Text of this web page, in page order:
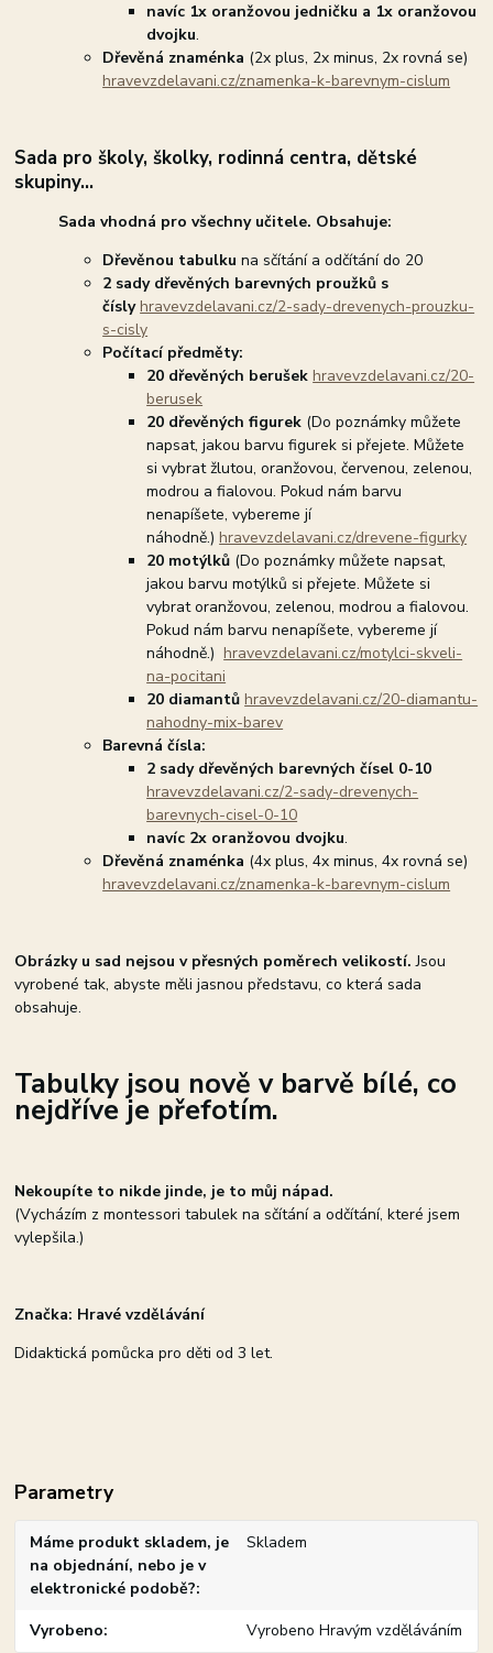
navíc 1x oranžovou jedničku a 1x oranžovou
dvojku.
Dřevěná znaménka (2x plus, 2x minus, 2x rovná se)
hravevzdelavani.cz/znamenka-k-barevnym-cislum
Sada pro školy, školky, rodinná centra, dětské
skupiny...
Sada vhodná pro všechny učitele. Obsahuje:
Dřevěnou tabulku na sčítání a odčítání do 20
2 sady dřevěných barevných proužků s
čísly hravevzdelavani.cz/2-sady-drevenych-prouzku-
s-cisly
Počítací předměty:
20 dřevěných berušekhravevzdelavani.cz/20-
berusek
20 dřevěných figurek (Do poznámky můžete
napsat, jakou barvu figurek si přejete. Můžete
si vybrat žlutou, oranžovou, červenou, zelenou,
modrou a fialovou. Pokud nám barvu
nenapíšete, vybereme jí
náhodně.)hravevzdelavani.cz/drevene-figurky
20 motýlků (Do poznámky můžete napsat,
jakou barvu motýlků si přejete. Můžete si
vybrat oranžovou, zelenou, modrou a fialovou.
Pokud nám barvu nenapíšete, vybereme jí
náhodně.)hravevzdelavani.cz/motylci-skveli-
na-pocitani
20 diamantůhravevzdelavani.cz/20-diamantu-
nahodny-mix-barev
Barevná čísla:
2 sady dřevěných barevných čísel 0-10
hravevzdelavani.cz/2-sady-drevenych-
barevnych-cisel-0-10
navíc 2x oranžovou dvojku.
Dřevěná znaménka (4x plus, 4x minus, 4x rovná se)
hravevzdelavani.cz/znamenka-k-barevnym-cislum
Obrázky u sad nejsou v přesných poměrech velikostí. Jsou
vyrobené tak, abyste měli jasnou představu, co která sada
obsahuje.
Tabulky jsou nově v barvě bílé, co
nejdříve je přefotím.
Nekoupíte to nikde jinde, je to můj nápad.
(Vycházím z montessori tabulek na sčítání a odčítání, které jsem
vylepšila.)
Značka: Hravé vzdělávání
Didaktická pomůcka pro děti od 3 let.
Parametry
Máme produkt skladem, je
na objednání, nebo je v
elektronické podobě?
Skladem
Vyrobeno Vyrobeno Hravým vzděláváním